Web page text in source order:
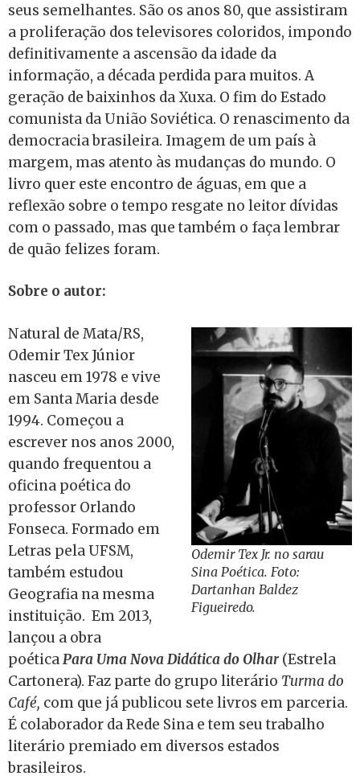
seus semelhantes. São os anos 80, que assistiram
a proliferação dos televisores coloridos, impondo
definitivamente a ascensão da idade da
informação, a década perdida para muitos. A
geração de baixinhos da Xuxa. O fim do Estado
comunista da União Soviética. O renascimento da
democracia brasileira. Imagem de um país à
margem, mas atento às mudanças do mundo. O
livro quer este encontro de águas, em que a
reflexão sobre o tempo resgate no leitor dívidas
com o passado, mas que também o faça lembrar
de quão felizes foram.
Sobre o autor:
Odemir Tex Jr. no sarau
Sina Poética. Foto:
Dartanhan Baldez
Figueiredo.
Natural de Mata/RS,
Odemir Tex Júnior
nasceu em 1978 e vive
em Santa Maria desde
1994. Começou a
escrever nos anos 2000,
quando frequentou a
oficina poética do
professor Orlando
Fonseca. Formado em
Letras pela UFSM,
também estudou
Geografia na mesma
instituição. Em 2013,
lançou a obra
poéticaPara Uma Nova Didática do Olhar(Estrela
Cartonera). Faz parte do grupo literário Turma do
Café, com que já publicou sete livros em parceria.
É colaborador da Rede Sina e tem seu trabalho
literário premiado em diversos estados
brasileiros.